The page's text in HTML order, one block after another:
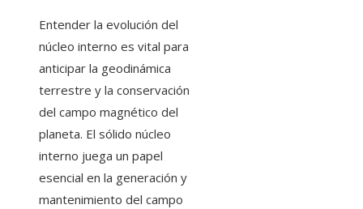
Entender la evolución del
núcleo interno es vital para
anticipar la geodinámica
terrestre y la conservación
del campo magnético del
planeta. El sólido núcleo
interno juega un papel
esencial en la generación y
mantenimiento del campo